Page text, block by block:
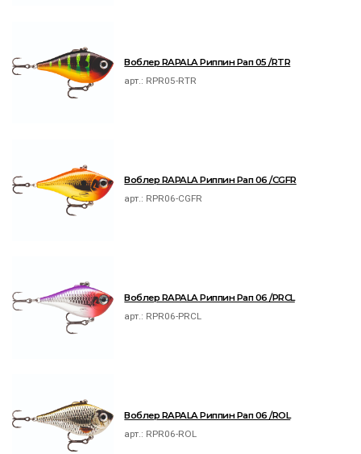
Воблер RAPALA Риппин Рап 05 /RTR
арт.: RPR05-RTR
Воблер RAPALA Риппин Рап 06 /CGFR
арт.: RPR06-CGFR
Воблер RAPALA Риппин Рап 06 /PRCL
арт.: RPR06-PRCL
Воблер RAPALA Риппин Рап 06 /ROL
арт.: RPR06-ROL